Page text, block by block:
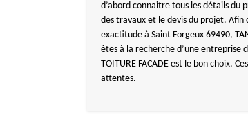
d’abord connaitre tous les détails du
des travaux et le devis du projet. Afin
exactitude à Saint Forgeux 69490,
êtes à la recherche d’une entreprise
TOITURE FACADE est le bon choix.
attentes.